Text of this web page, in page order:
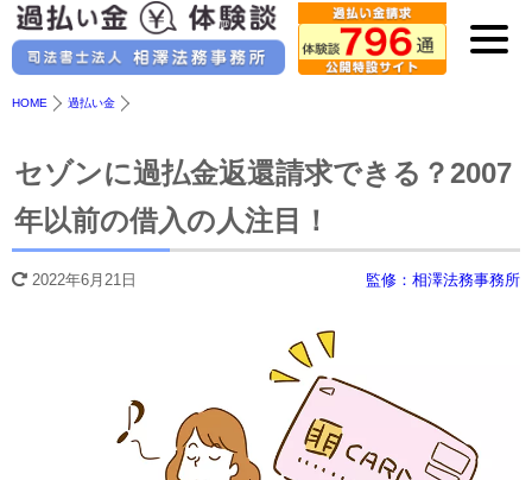
HOME 過払い金
セゾンに過払金返還請求できる？2007
年以前の借入の人注目！
2022年6月21日 監修：相澤法務事務所